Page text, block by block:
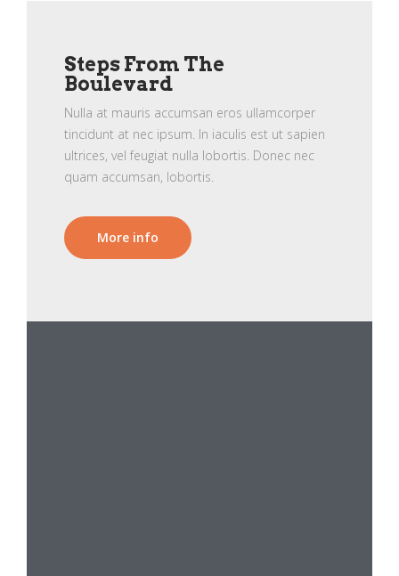
Steps From The
Boulevard
Nulla at mauris accumsan eros ullamcorper
tincidunt at nec ipsum. In iaculis est ut sapien
ultrices, vel feugiat nulla lobortis. Donec nec
quam accumsan, lobortis.
More info